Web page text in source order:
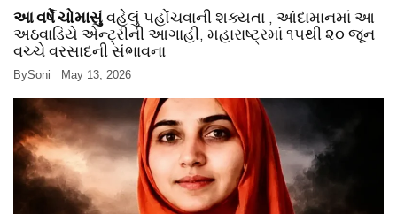
આ વર્ષે ચોમાસુંવહેલું પહોંચવાની શક્યતા , આંદામાનમાં આ
અઠવાડિયે એન્ટ્રીની આગાહી, મહારાષ્ટ્રમાં ૧૫થી ૨૦ જૂન
વચ્ચે વરસાદની સંભાવના
BySoni May 13, 2026